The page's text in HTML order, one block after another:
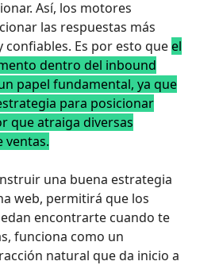
Así, los motores
las respuestas más
confiables. Es por esto que el
dentro del inbound
papel fundamental, ya que
para posicionar
que atraiga diversas
ventas.
una buena estrategia
web, permitirá que los
encontrarte cuando te
funciona como un
natural que da inicio a